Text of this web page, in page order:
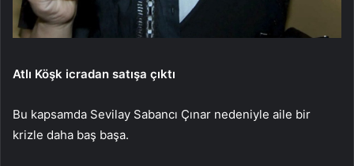
Atlı Köşk icradan satışa çıktı
Bu kapsamda Sevilay Sabancı Çınar nedeniyle aile bir
krizle daha baş başa.